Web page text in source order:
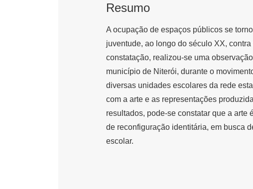
Resumo
A ocupação de espaços públicos se
juventude, ao longo do século XX,
constatação, realizou-se uma
município de Niterói, durante o
diversas unidades escolares da rede
com a arte e as representações
resultados, pode-se constatar que a arte
de reconfiguração identitária, em busca
escolar.